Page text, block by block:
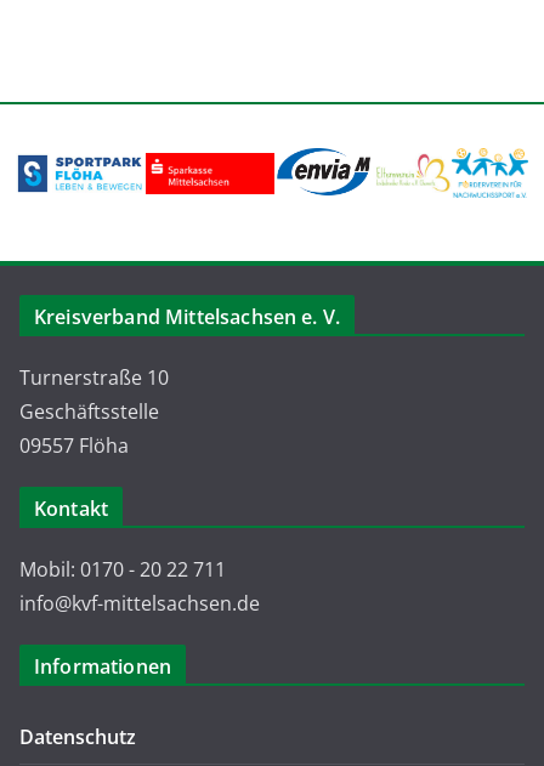
Kreisverband Mittelsachsen e. V.
Turnerstraße 10
Geschäftsstelle
09557 Flöha
Kontakt
Mobil: 0170 - 20 22 711
info@kvf-mittelsachsen.de
Informationen
Datenschutz